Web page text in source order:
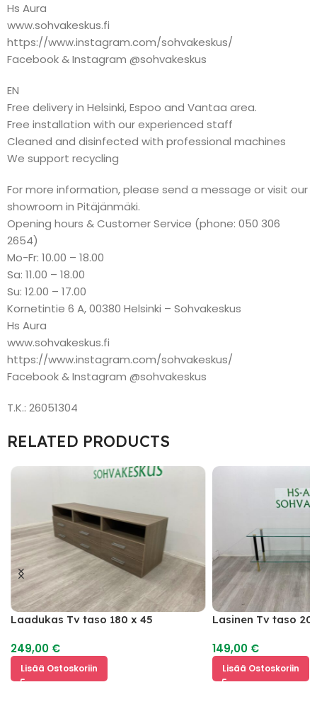
Hs Aura
www.sohvakeskus.fi
https://www.instagram.com/sohvakeskus/
Facebook & Instagram @sohvakeskus
EN
Free delivery in Helsinki, Espoo and Vantaa area.
Free installation with our experienced staff
Cleaned and disinfected with professional machines
We support recycling
For more information, please send a message or visit our
showroom in Pitäjänmäki.
Opening hours & Customer Service (phone: 050 306
2654)
Mo-Fr: 10.00 – 18.00
Sa: 11.00 – 18.00
Su: 12.00 – 17.00
Kornetintie 6 A, 00380 Helsinki – Sohvakeskus
Hs Aura
www.sohvakeskus.fi
https://www.instagram.com/sohvakeskus/
Facebook & Instagram @sohvakeskus
T.K.: 26051304
RELATED PRODUCTS
Laadukas Tv taso 180 x 45
249,00 €
Lisää Ostoskoriin
Lasinen Tv taso
149,00 €
Lisää Ostoskoriin